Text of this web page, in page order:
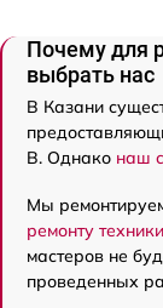
Почему для
выбрать нас
В Казани
B. Однако наш
Мы
ремонту
мастеров не
проведенных